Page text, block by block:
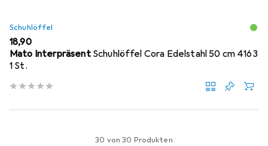
Schuhlöffel
EUR
18,90
Mato Interpräsent Schuhlöffel Cora Edelstahl 50 cm 4163
1 St.
30 von 30 Produkten